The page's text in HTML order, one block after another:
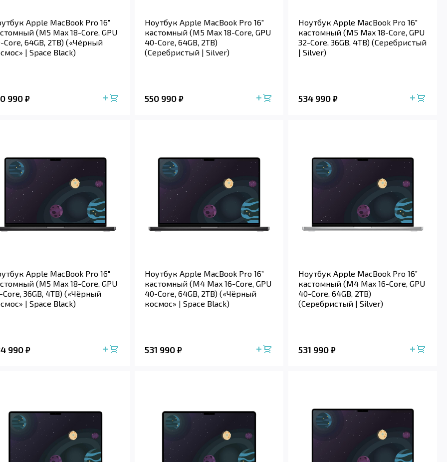
Apple MacBook Pro 16"
(M5 Max 18-Core, GPU
Core, 64GB, 2TB) («Чёрный
| Space Black)
990 ₽
Ноутбук Apple MacBook Pro 16"
кастомный (M5 Max 18-Core, GPU
40-Core, 64GB, 2TB)
(Серебристый | Silver)
550 990 ₽
Ноутбук Apple MacBook Pro 16"
кастомный (M5 Max 18-Core, GPU
32-Core, 36GB, 4TB) (Серебристый
| Silver)
534 990 ₽
Apple MacBook Pro 16"
(M5 Max 18-Core, GPU
Core, 36GB, 4TB) («Чёрный
| Space Black)
990 ₽
Ноутбук Apple MacBook Pro 16”
кастомный (M4 Max 16-Core, GPU
40-Core, 64GB, 2TB) («Чёрный
космос» | Space Black)
531 990 ₽
Ноутбук Apple MacBook Pro 16”
кастомный (M4 Max 16-Core, GPU
40-Core, 64GB, 2TB)
(Серебристый | Silver)
531 990 ₽